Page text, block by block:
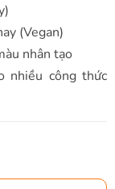
(Vegan)
nhân tạo
nhiều công thức